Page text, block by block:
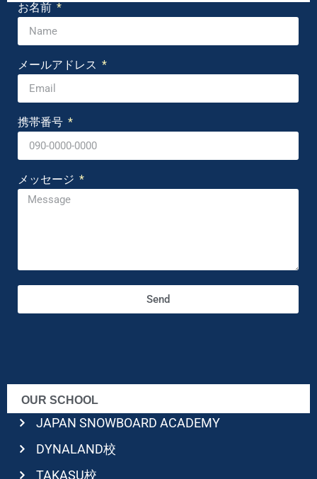
お名前
メールアドレス
携帯番号
メッセージ
Send
OUR SCHOOL
JAPAN SNOWBOARD ACADEMY
DYNALAND校
TAKASU校